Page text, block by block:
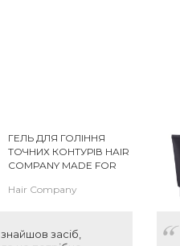
ГЕЛЬ ДЛЯ ГОЛІННЯ
ТОЧНИХ КОНТУРІВ HAIR
COMPANY MADE FOR
SHAVING GEL
Hair Company
засіб,